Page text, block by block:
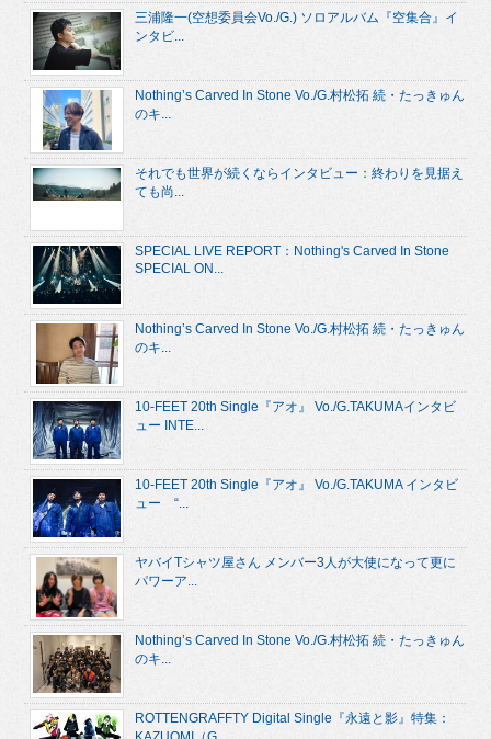
三浦隆一(空想委員会Vo./G.) ソロアルバム『空集合』イ
ンタビ...
Nothing’s Carved In Stone Vo./G.村松拓 続・たっきゅん
のキ...
それでも世界が続くならインタビュー：終わりを見据え
ても尚...
SPECIAL LIVE REPORT：Nothing's Carved In Stone
SPECIAL ON...
Nothing’s Carved In Stone Vo./G.村松拓 続・たっきゅん
のキ...
10-FEET 20th Single『アオ』 Vo./G.TAKUMAインタビ
ュー INTE...
10-FEET 20th Single『アオ』 Vo./G.TAKUMA インタビ
ュー “...
ヤバイTシャツ屋さん メンバー3人が大使になって更に
パワーア...
Nothing’s Carved In Stone Vo./G.村松拓 続・たっきゅん
のキ...
ROTTENGRAFFTY Digital Single『永遠と影』特集：